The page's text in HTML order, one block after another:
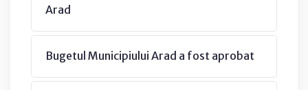
Arad
Bugetul Municipiului Arad a fost aprobat